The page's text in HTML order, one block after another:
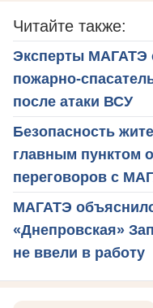
Читайте также:
Эксперты МАГАТЭ
пожарно-
после атаки ВСУ
Безопасность
главным пунктом
переговоров с
МАГАТЭ
«Днепровская»
не ввели в работу